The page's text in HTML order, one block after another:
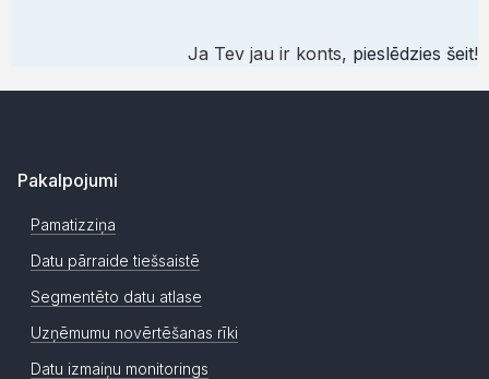
Ja Tev jau ir konts, pieslēdzies šeit!
Pakalpojumi
Pamatizziņa
Datu pārraide tiešsaistē
Segmentēto datu atlase
Uzņēmumu novērtēšanas rīki
Datu izmaiņu monitorings